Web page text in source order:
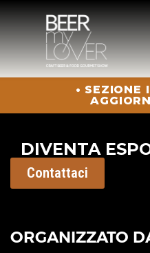
HOME
VISITA
ESPONI
NEWS
• SEZIONE
DIVENTA
Contattaci
ORGANIZZATO